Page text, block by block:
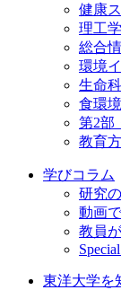
健康
理工
総合
環境
生命
食環
第2部
教育
学びコラム
研究
動画
教員
東洋大学を